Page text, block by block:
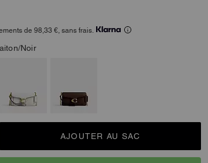
de 98,33 €, sans frais.
Noir
AJOUTER AU SAC